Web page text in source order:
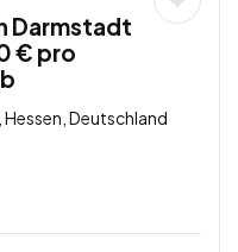
Darmstadt
€ pro
Deutschland